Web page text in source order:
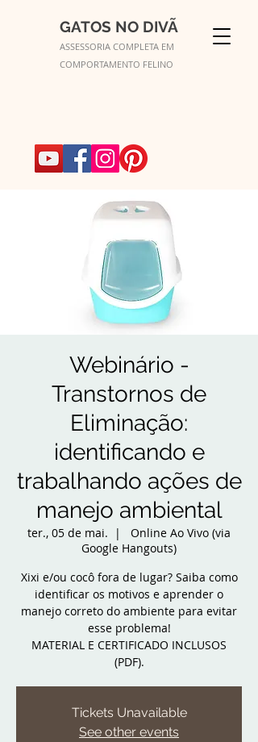
GATOS NO DIVÃ
ASSESSORIA COMPLETA EM
COMPORTAMENTO FELINO
Webinário -
Transtornos de
Eliminação:
identificando e
trabalhando ações de
manejo ambiental
ter., 05 de mai.
  |
Online Ao Vivo (via
Google Hangouts)
Xixi e/ou cocô fora de lugar? Saiba como
identificar os motivos e aprender o
manejo correto do ambiente para evitar
esse problema!
MATERIAL E CERTIFICADO INCLUSOS
(PDF).
Tickets Unavailable
See other events